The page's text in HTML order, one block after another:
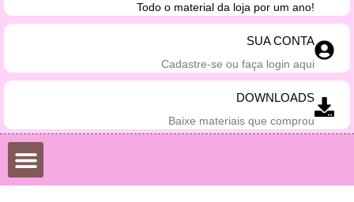
Todo o material da loja por um ano!
SUA CONTA
Cadastre-se ou faça login aqui
DOWNLOADS
Baixe materiais que comprou